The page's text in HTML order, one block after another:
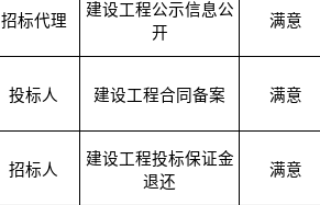
招标代理
建设工程公示信息公
开
满意
投标人 建设工程合同备案 满意
招标人
建设工程投标保证金
退还
满意